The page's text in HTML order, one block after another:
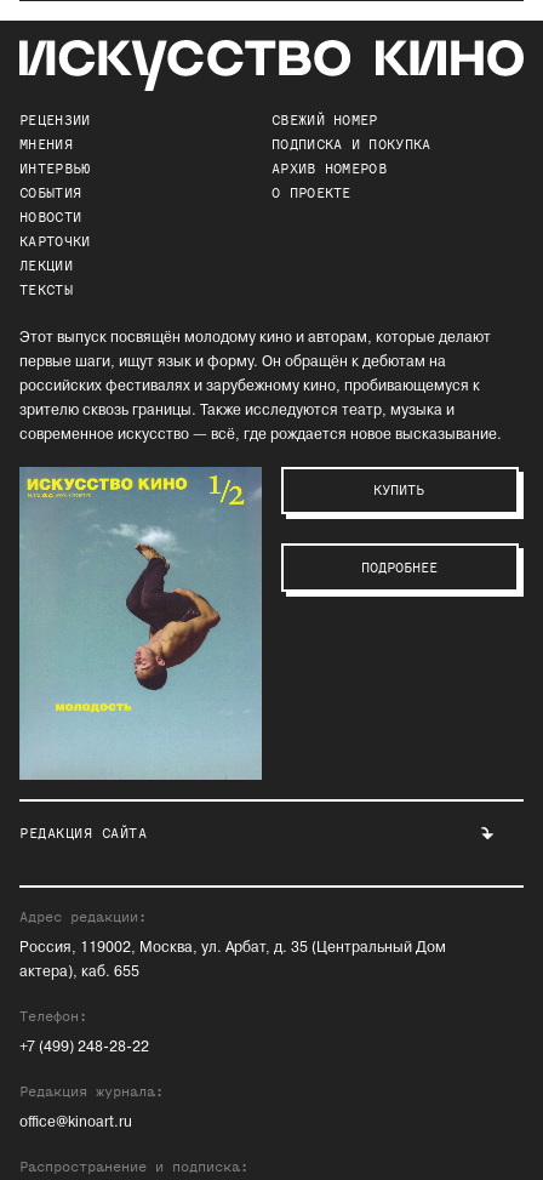
РЕЦЕНЗИИ
МНЕНИЯ
ИНТЕРВЬЮ
СОБЫТИЯ
НОВОСТИ
КАРТОЧКИ
ЛЕКЦИИ
ТЕКСТЫ
СВЕЖИЙ НОМЕР
ПОДПИСКА И ПОКУПКА
АРХИВ НОМЕРОВ
О ПРОЕКТЕ
Этот выпуск посвящён молодому кино и авторам, которые делают
первые шаги, ищут язык и форму. Он обращён к дебютам на
российских фестивалях и зарубежному кино, пробивающемуся к
зрителю сквозь границы. Также исследуются театр, музыка и
современное искусство — всё, где рождается новое высказывание.
КУПИТЬ
ПОДРОБНЕЕ
РЕДАКЦИЯ САЙТА
Адрес редакции:
Россия, 119002, Москва, ул. Арбат, д. 35 (Центральный Дом
актера), каб. 655
Телефон:
+7 (499) 248-28-22
Редакция журнала:
office@kinoart.ru
Распространение и подписка: